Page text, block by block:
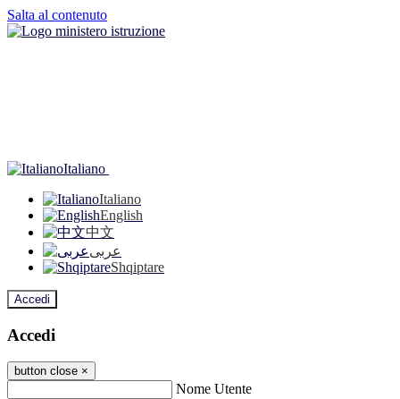
Salta al contenuto
Italiano
Italiano
English
中文
عربى
Shqiptare
Accedi
Accedi
button close ×
Nome Utente